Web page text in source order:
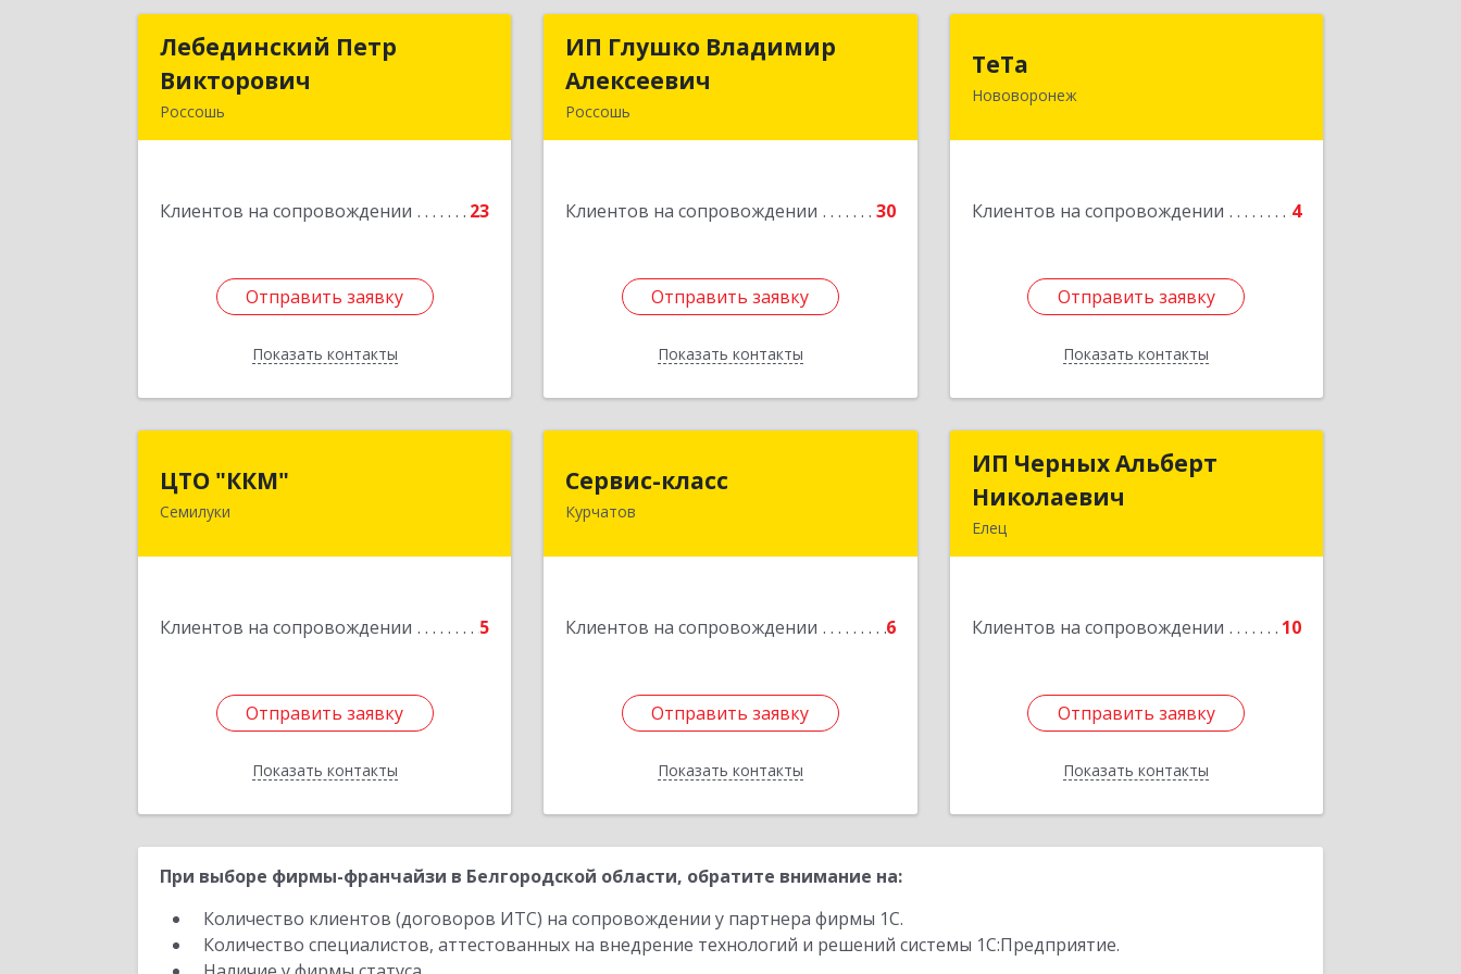
Лебединский Петр
Викторович
Россошь
Клиентов на сопровождении 23
Отправить заявку
Показать контакты
Лебединский Петр
Подробнее
Отправить заявку
Назад
ИП Глушко Владимир
Алексеевич
Россошь
Клиентов на сопровождении 30
Отправить заявку
Показать контакты
ИП Глушко Владимир
Отправить заявку
Назад
ТеТа
Нововоронеж
Клиентов на сопровождении 4
Отправить заявку
Показать контакты
396 073, Нововоронеж г, а/я, дом № 30
Отправить заявку
Назад
ЦТО "ККМ"
Семилуки
Клиентов на сопровождении 5
Отправить заявку
Показать контакты
Отправить заявку
Назад
Сервис-класс
Курчатов
Клиентов на сопровождении 6
Отправить заявку
Показать контакты
307251, Курская обл, Курчатовский р-
Подробнее
Отправить заявку
Назад
ИП Черных Альберт
Николаевич
Елец
Клиентов на сопровождении 10
Отправить заявку
Показать контакты
ИП Черных Альберт
Подробнее
Отправить заявку
Назад
При выборе фирмы-франчайзи в Белгородской области, обратите внимание на:
Количество клиентов (договоров ИТС) на сопровождении у партнера фирмы 1С.
Количество специалистов, аттестованных на внедрение технологий и решений системы 1С:Предприятие.